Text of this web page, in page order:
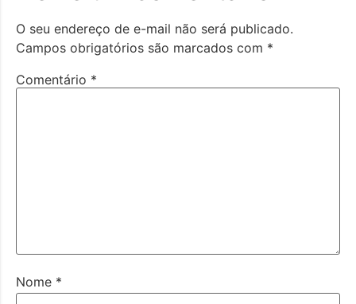
O seu endereço de e-mail não será publicado.
Campos obrigatórios são marcados com *
Comentário *
Nome *